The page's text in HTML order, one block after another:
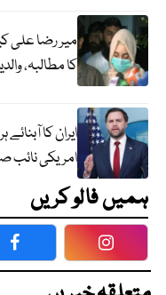
میر رضا علی
کا مطالبہ،
ایران کا
امریکی نائب
ہمیں فالو کریں
Facebook